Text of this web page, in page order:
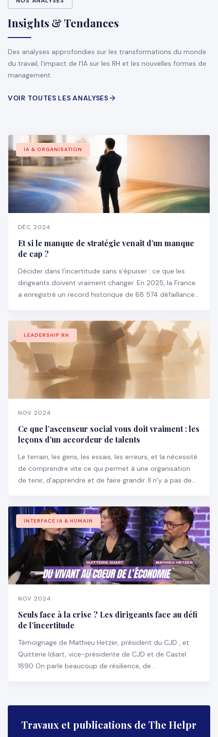
Insights & Tendances
Des analyses approfondies sur les transformations du monde
du travail, l'impact de l'IA sur les RH et les nouvelles formes de
management.
VOIR TOUTES LES ANALYSES
IA & ORGANISATION
DÉC 2024
Et si le manque de stratégie venait d’un manque
de cap ?
Décider dans l’incertitude sans s’épuiser : ce que les
dirigeants doivent vraiment changer. En 2025, la France
a enregistré un record historique de 68 574 défaillances
salariés (+18,6 %).
LEADERSHIP RH
NOV 2024
Ce que l’ascenseur social vous doit vraiment : les
leçons d’un accordeur de talents
Le terrain, les gens, les essais, les erreurs, et la nécessité
de comprendre vite ce qui permet à une organisation
de tenir, d’apprendre et de faire grandir. Il n’y a pas de
INTERFACE IA & HUMAIN
NOV 2024
Seuls face à la crise ? Les dirigeants face au défi
de l’incertitude
Témoignage de Mathieu Hetzer, président du CJD , et
Quitterie Idiart, vice-présidente de CJD et de Castel
1890 On parle beaucoup de résilience, de
Travaux et publications de The Helpr